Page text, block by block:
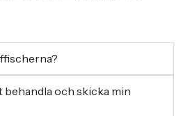
behandla och skicka min